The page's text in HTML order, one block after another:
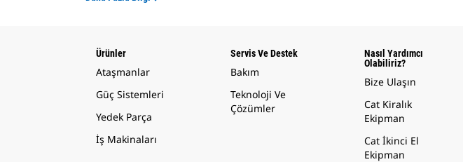
Ürünler
Ataşmanlar
Güç Sistemleri
Yedek Parça
İş Makinaları
Servis Ve Destek
Bakım
Teknoloji Ve
Çözümler
Nasıl Yardımcı
Olabiliriz?
Bize Ulaşın
Cat Kiralık
Ekipman
Cat İkinci El
Ekipman